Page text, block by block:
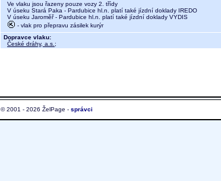
Ve vlaku jsou řazeny pouze vozy 2. třídy
V úseku Stará Paka - Pardubice hl.n. platí také jízdní doklady IREDO
V úseku Jaroměř - Pardubice hl.n. platí také jízdní doklady VYDIS
- vlak pro přepravu zásilek kurýr
Dopravce vlaku:
České dráhy, a.s. ;
© 2001 - 2026 ŽelPage - správci